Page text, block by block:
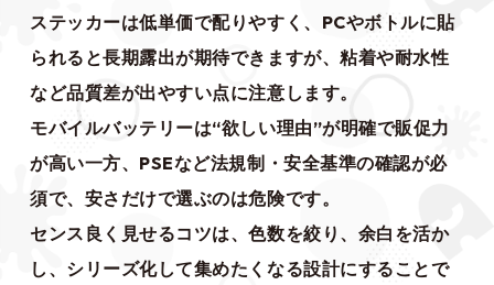
ステッカーは低単価で配りやすく、PCやボトルに貼
られると長期露出が期待できますが、粘着や耐水性
など品質差が出やすい点に注意します。
モバイルバッテリーは“欲しい理由”が明確で販促力
が高い一方、PSEなど法規制・安全基準の確認が必
須で、安さだけで選ぶのは危険です。
センス良く見せるコツは、色数を絞り、余白を活か
し、シリーズ化して集めたくなる設計にすることで